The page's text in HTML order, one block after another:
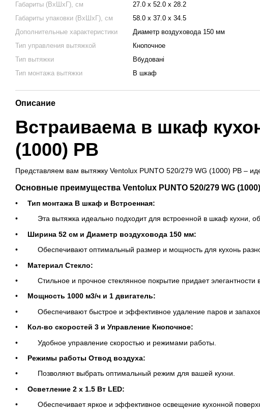
Габариты (ВхШхГ), см
27.0 х 52.0 х 28.2
Габариты упаковки (ВхШхГ), см
58.0 х 37.0 х 34.5
Дополнительные характеристики
Диаметр воздуховода 150 мм
Тип управления вытяжкой
Кнопочное
Тип вытяжки
Вбудовані
Тип монтажа вытяжки
В шкаф
Описание
Встраиваема в шкаф
(1000) PB
Представляем вам вытяжку Ventolux PUNTO 520/279 WG (1000) PB –
Основные преимущества Ventolux PUNTO 520/279 WG
Тип монтажа В шкаф и Встроенная:
Эта вытяжка идеально подходит для встроенной в шкаф кухни,
Ширина 52 см и Диаметр воздуховода 150 мм:
Обеспечивают оптимальный размер и мощность для кухонь
Материал Стекло:
Стильное и прочное стеклянное покрытие придает элегантности
Мощность 1000 м3/ч и 1 двигатель:
Обеспечивают быстрое и эффективное удаление паров и
Кол-во скоростей 3 и Управление Кнопочное:
Удобное управление скоростью и режимами работы.
Режимы работы Отвод воздуха:
Позволяют выбрать оптимальный режим для вашей кухни.
Осветление 2 х 1.5 Вт LED:
Обеспечивает яркое и эффективное освещение кухонной